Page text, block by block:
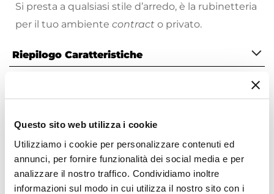
Questo sito web utilizza i cookie
Utilizziamo i cookie per personalizzare contenuti ed
annunci, per fornire funzionalità dei social media e per
analizzare il nostro traffico. Condividiamo inoltre
informazioni sul modo in cui utilizza il nostro sito con i
Si presta a qualsiasi stile d’arredo, è la rubinetteria
per il tuo ambiente contract o privato.
Riepilogo Caratteristiche
Tipologia
Miscelatore Bidet
Serie
Red
Ti suggeriamo anche